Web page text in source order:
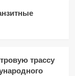
трассу